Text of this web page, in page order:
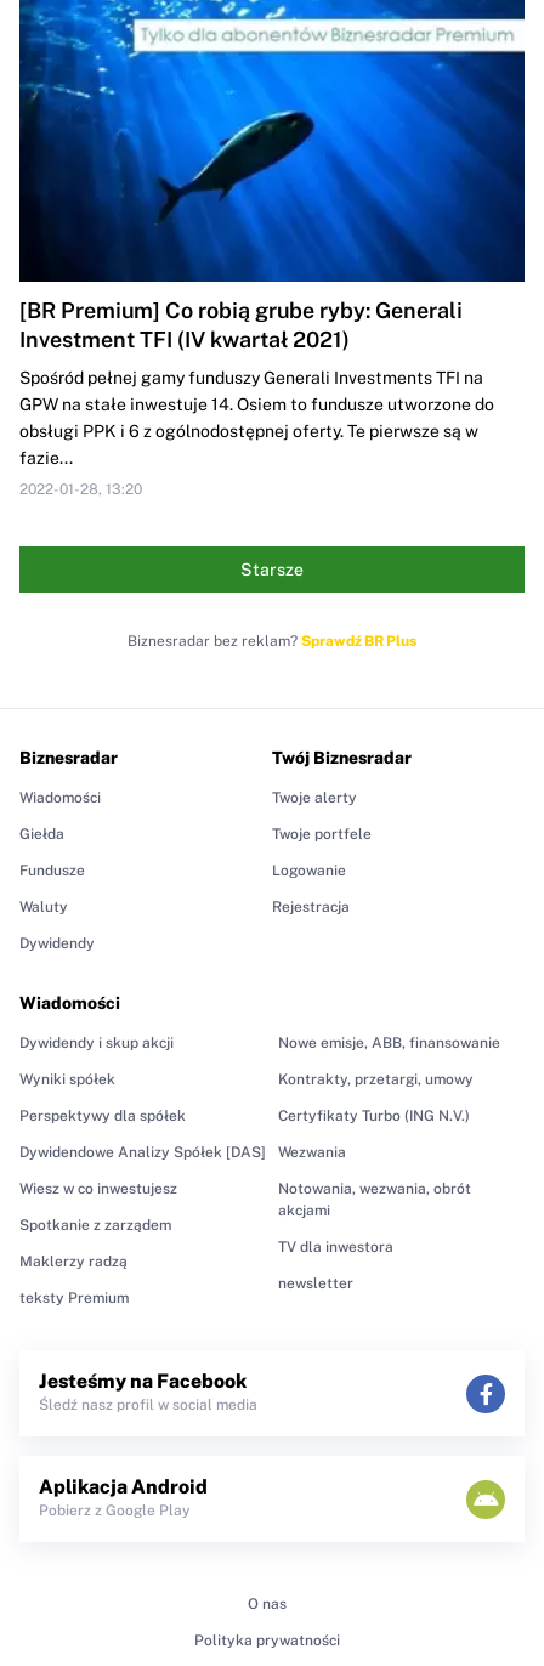
[BR Premium] Co robią grube ryby: Generali
Investment TFI (IV kwartał 2021)
Spośród pełnej gamy funduszy Generali Investments TFI na
GPW na stałe inwestuje 14. Osiem to fundusze utworzone do
obsługi PPK i 6 z ogólnodostępnej oferty. Te pierwsze są w
fazie...
2022-01-28, 13:20
Starsze
Biznesradar bez reklam? Sprawdź BR Plus
Biznesradar
Wiadomości
Giełda
Fundusze
Waluty
Dywidendy
Wiadomości
Dywidendy i skup akcji
Wyniki spółek
Perspektywy dla spółek
Dywidendowe Analizy Spółek [DAS]
Wiesz w co inwestujesz
Spotkanie z zarządem
Maklerzy radzą
teksty Premium
Nowe emisje, ABB, finansowanie
Kontrakty, przetargi, umowy
Certyfikaty Turbo (ING N.V.)
Wezwania
Notowania, wezwania, obrót
akcjami
TV dla inwestora
newsletter
Twój Biznesradar
Twoje alerty
Twoje portfele
Logowanie
Rejestracja
Jesteśmy na Facebook
Śledź nasz profil w social media
Aplikacja Android
Pobierz z Google Play
O nas
Polityka prywatności